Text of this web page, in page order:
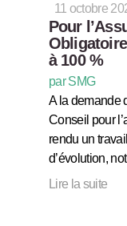
11 octobre
Pour
à 100 %
par SMG
A la demande
Conseil pour
rendu un
d’évolution,
Lire la suite